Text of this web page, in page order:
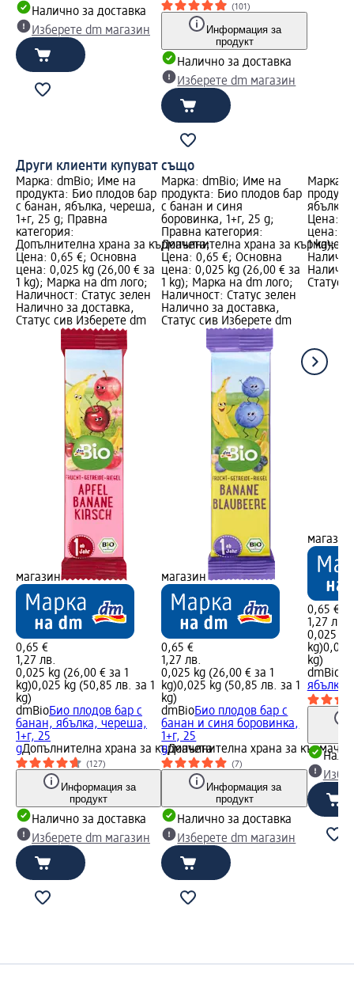
Налично за доставка
Изберете dm магазин
(101)
Информация за
продукт
Налично за доставка
Изберете dm магазин
Други клиенти купуват също
Марка: dmBio; Име на
продукта: Био плодов бар
с банан, ябълка, череша,
1+г, 25 g; Правна
категория:
Допълнителна храна за кърмачета;
Цена: 0,65 €; Основна
цена: 0,025 kg (26,00 € за
1 kg); Марка на dm лого;
Наличност: Статус зелен
Налично за доставка,
Статус сив Изберете dm
магазин
0,65 €
1,27 лв.
0,025 kg (26,00 € за 1
kg)0,025 kg (50,85 лв. за 1
kg)
dmBioБио плодов бар с
банан, ябълка, череша,
1+г, 25
gДопълнителна храна за кърмачета
(127)
Информация за
продукт
Налично за доставка
Изберете dm магазин
Марка: dmBio; Име на
продукта: Био плодов бар
с банан и синя
боровинка, 1+г, 25 g;
Правна категория:
Допълнителна храна за
Цена: 0,65 €; Основна
цена: 0,025 kg (26,00 € за
1 kg); Марка на dm лого;
Наличност: Статус зелен
Налично за доставка,
Статус сив Изберете dm
магазин
0,65 €
1,27 лв.
0,025 kg (26,00 € за 1
kg)0,025 kg (50,85 лв. за 1
kg)
dmBioБио плодов бар с
банан и синя боровинка,
1+г, 25
gДопълнителна храна за
(7)
Информация за
продукт
Налично за доставка
Изберете dm магазин
Марка:
ябълка
Цена:
цена:
1 kg);
Статус
магазин
0,65 €
1,27 лв.
0,025 kg
kg)
kg)
dmBio
ябълка